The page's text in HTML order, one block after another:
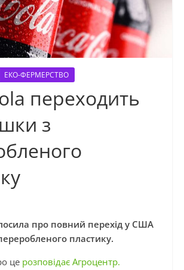
ЕКО-ФЕРМЕРСТВО
переходить
з
про повний перехід у США
пластику.
це розповідає Агроцентр.